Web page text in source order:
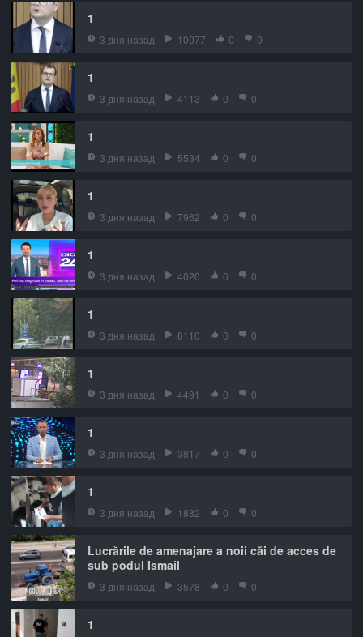
1
3 дня назад 10077 0 0
1
3 дня назад 4113 0 0
1
3 дня назад 5534 0 0
1
3 дня назад 7962 0 0
1
3 дня назад 4020 0 0
1
3 дня назад 8110 0 0
1
3 дня назад 4491 0 0
1
3 дня назад 3817 0 0
1
3 дня назад 1882 0 0
Lucrările de amenajare a noii căi de acces de
sub podul Ismail
3 дня назад 3578 0 0
1